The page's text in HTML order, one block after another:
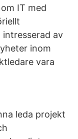
IT med
av
inom
vara
leda projekt